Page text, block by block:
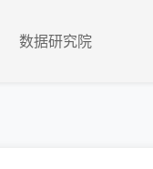
数据研究院